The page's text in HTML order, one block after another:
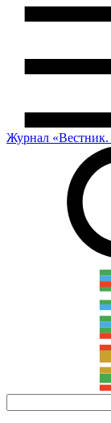
Журнал «Вестник.